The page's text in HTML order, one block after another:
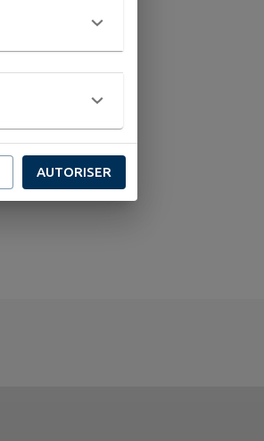
AUTORISER